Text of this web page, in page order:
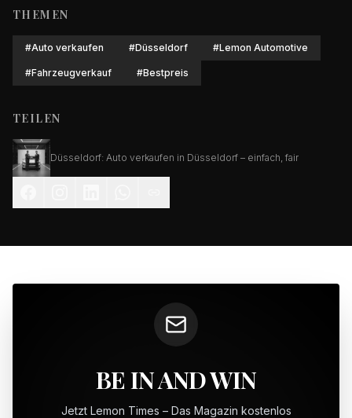
THEMEN
#Auto verkaufen #Düsseldorf #Lemon Automotive
#Fahrzeugverkauf #Bestpreis
TEILEN
Düsseldorf: Auto verkaufen in Düsseldorf – einfach, fair
BE IN AND WIN
Jetzt Lemon Times – Das Magazin kostenlos